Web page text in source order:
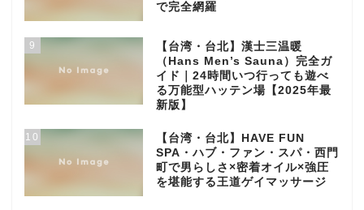
で完全網羅
9
【台湾・台北】漢士三温暖
（Hans Men’s Sauna）完全ガ
イド｜24時間いつ行っても遊べ
る万能型ハッテン場【2025年最
新版】
10
【台湾・台北】HAVE FUN
SPA・ハブ・ファン・スパ・西門
町で男らしさ×密着オイル×強圧
を堪能する王道ゲイマッサージ